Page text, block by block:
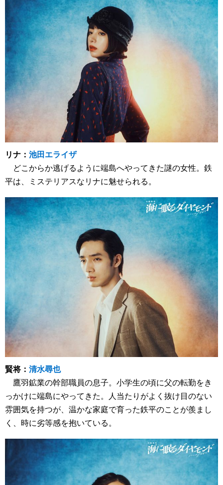
リナ： 池田エライザ
どこからか逃げるように端島へやってきた謎の女性。鉄
平は、ミステリアスなリナに魅せられる。
賢将： 清水尋也
鷹羽鉱業の幹部職員の息子。小学生の頃に父の転勤をき
っかけに端島にやってきた。人当たりがよく抜け目のない
雰囲気を持つが、温かな家庭で育った鉄平のことが羨まし
く、時に劣等感を抱いている。